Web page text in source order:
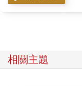
相關主題